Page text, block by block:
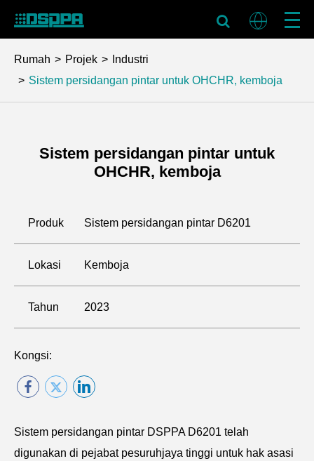
Rumah Projek
Industri
Sistem persidangan pintar untuk OHCHR, kemboja
Sistem persidangan pintar untuk
OHCHR, kemboja
Produk Sistem persidangan pintar D6201
Lokasi Kemboja
Tahun 2023
Kongsi:
Sistem persidangan pintar DSPPA D6201 telah
digunakan di pejabat pesuruhjaya tinggi untuk hak asasi